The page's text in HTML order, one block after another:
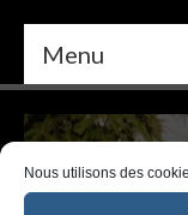
Nous utilisons des
Menu
PEINTURE
DÉCORATION